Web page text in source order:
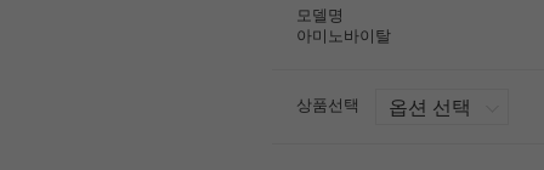
모델명
아미노바이탈
상품선택